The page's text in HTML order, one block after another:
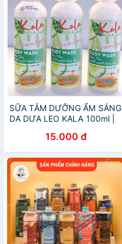
SỮA TẮM DƯỠNG ẨM SÁNG
DA DƯA LEO KALA 100ml |
TẮM THƠM LÂU | SỮA TẮM
NƯỚC HOA famimark.com
15.000 đ